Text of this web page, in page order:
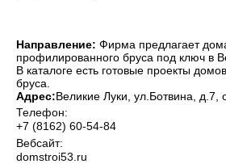
Направление: Фирма предлагает
профилированного бруса под ключ в
В каталоге есть готовые проекты
бруса.
Адрес:Великие Луки , ул.Ботвина, д.7,
Телефон:
+7 (8162) 60-54-84
Вебсайт:
domstroi53.ru